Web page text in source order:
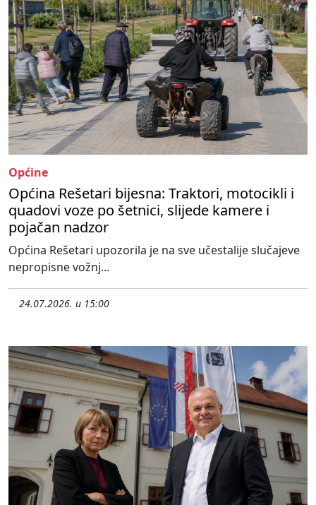
Općine
Općina Rešetari bijesna: Traktori, motocikli i
quadovi voze po šetnici, slijede kamere i
pojačan nadzor
Općina Rešetari upozorila je na sve učestalije slučajeve
nepropisne vožnj...
24.07.2026. u 15:00